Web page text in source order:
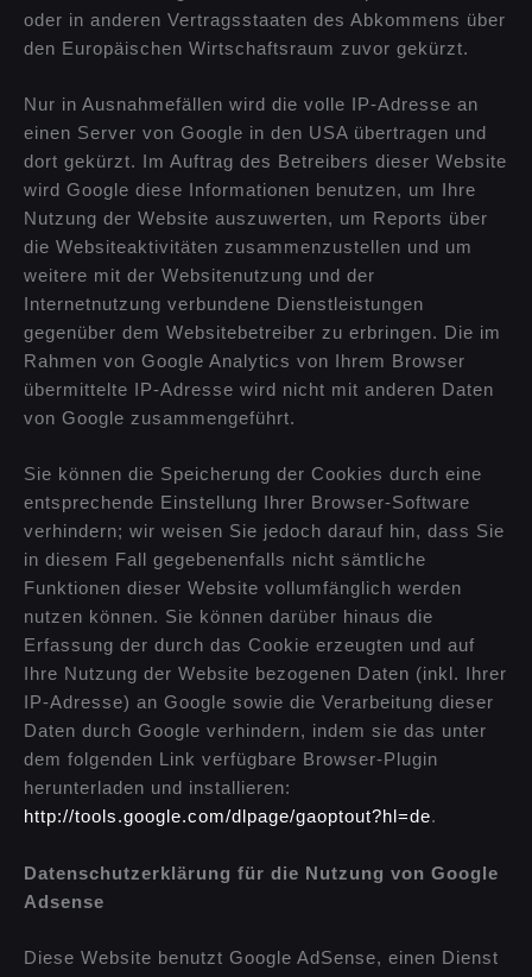
oder in anderen Vertragsstaaten des Abkommens über
den Europäischen Wirtschaftsraum zuvor gekürzt.
Nur in Ausnahmefällen wird die volle IP-Adresse an
einen Server von Google in den USA übertragen und
dort gekürzt. Im Auftrag des Betreibers dieser Website
wird Google diese Informationen benutzen, um Ihre
Nutzung der Website auszuwerten, um Reports über
die Websiteaktivitäten zusammenzustellen und um
weitere mit der Websitenutzung und der
Internetnutzung verbundene Dienstleistungen
gegenüber dem Websitebetreiber zu erbringen. Die im
Rahmen von Google Analytics von Ihrem Browser
übermittelte IP-Adresse wird nicht mit anderen Daten
von Google zusammengeführt.
Sie können die Speicherung der Cookies durch eine
entsprechende Einstellung Ihrer Browser-Software
verhindern; wir weisen Sie jedoch darauf hin, dass Sie
in diesem Fall gegebenenfalls nicht sämtliche
Funktionen dieser Website vollumfänglich werden
nutzen können. Sie können darüber hinaus die
Erfassung der durch das Cookie erzeugten und auf
Ihre Nutzung der Website bezogenen Daten (inkl. Ihrer
IP-Adresse) an Google sowie die Verarbeitung dieser
Daten durch Google verhindern, indem sie das unter
dem folgenden Link verfügbare Browser-Plugin
herunterladen und installieren:
http://tools.google.com/dlpage/gaoptout?hl=de.
Datenschutzerklärung für die Nutzung von Google
Adsense
Diese Website benutzt Google AdSense, einen Dienst